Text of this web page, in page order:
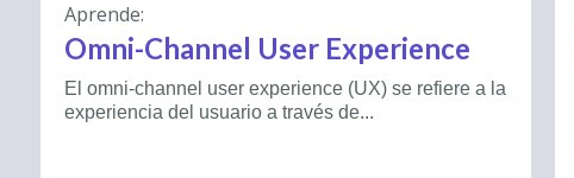
Aprende:
Omni-Channel User Experience
El omni-channel user experience (UX) se refiere a la
experiencia del usuario a través de...